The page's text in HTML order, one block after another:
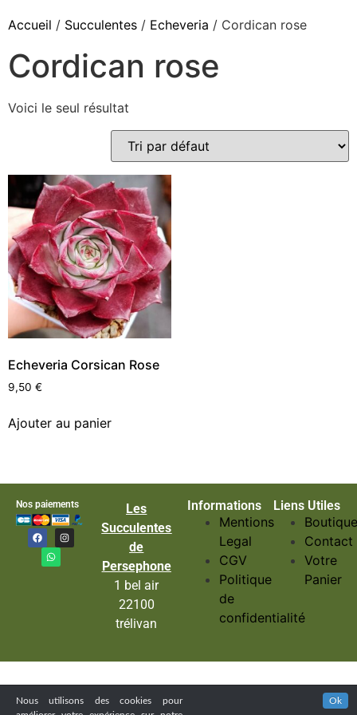
Accueil / Succulentes / Echeveria / Cordican rose
Cordican rose
Voici le seul résultat
Echeveria Corsican Rose
9,50 €
Ajouter au panier
Nos paiements
Les
Succulentes
de
Persephone
1 bel air
22100
trélivan
Informations
Mentions
Legal
CGV
Politique
de
confidentialité
Liens Utiles
Contact
Votre
Panier
Nous utilisons des cookies pour
Ok